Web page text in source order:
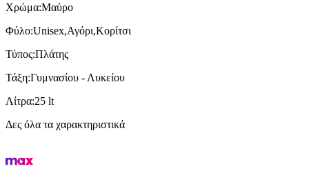
Χρώμα:Μαύρο
Φύλο:Unisex,Αγόρι,Κορίτσι
Τύπος:Πλάτης
Τάξη:Γυμνασίου - Λυκείου
Λίτρα:25 lt
Δες όλα τα χαρακτηριστικά